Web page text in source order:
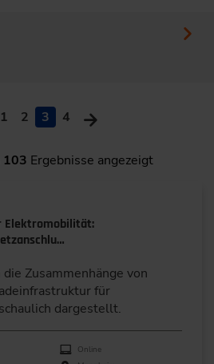
1 2 3
4
103 Ergebnisse angezeigt
Elektromobilität:
Zusammenhänge von
für
dargestellt.
Online